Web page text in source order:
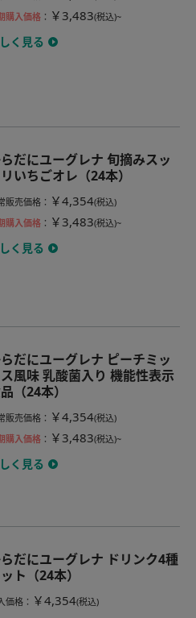
購入価格 ： ￥3,483(税込)~
く見る
だにユーグレナ 旬摘みスッ
いちごオレ（24本）
販売価格 ： ￥4,354(税込)
購入価格 ： ￥3,483(税込)~
く見る
だにユーグレナ ピーチミッ
風味 乳酸菌入り 機能性表示
（24本）
販売価格 ： ￥4,354(税込)
購入価格 ： ￥3,483(税込)~
く見る
だにユーグレナ ドリンク4種
ト（24本）
価格 ： ￥4,354(税込)